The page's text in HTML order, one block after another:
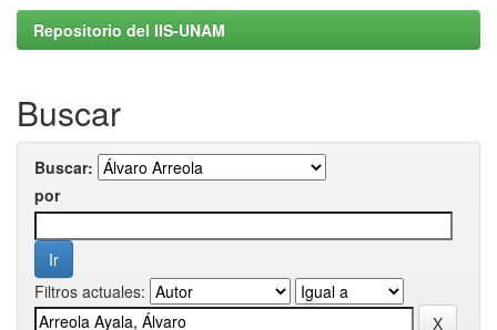
Repositorio del IIS-UNAM
Buscar
Buscar:
por
Filtros actuales: